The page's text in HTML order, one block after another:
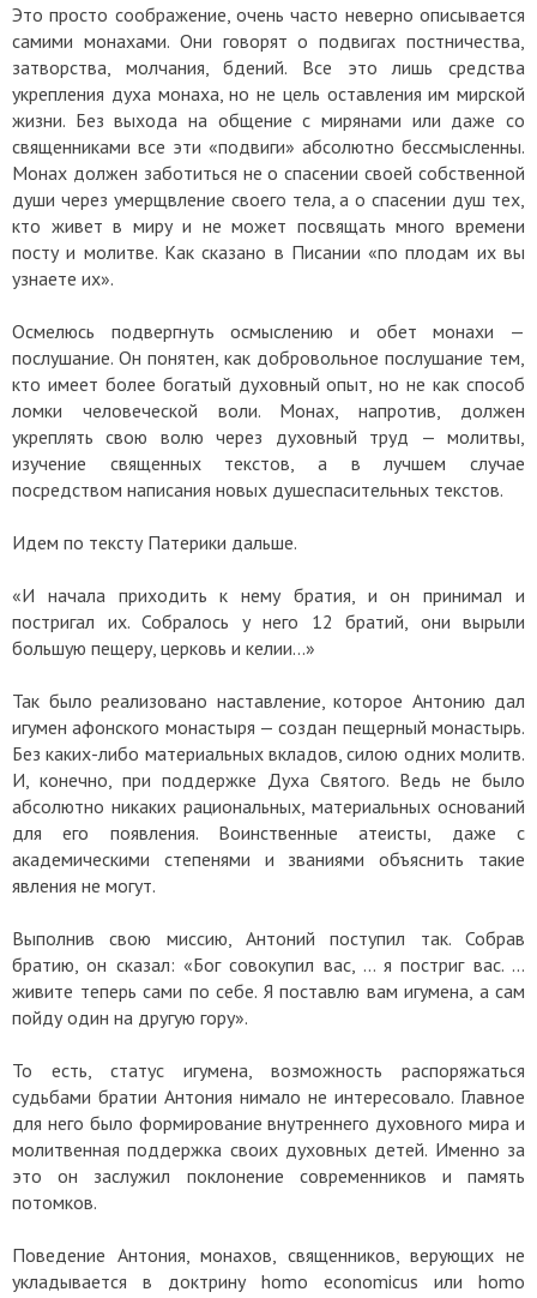
Это просто соображение, очень часто неверно описывается
самими монахами. Они говорят о подвигах постничества,
затворства, молчания, бдений. Все это лишь средства
укрепления духа монаха, но не цель оставления им мирской
жизни. Без выхода на общение с мирянами или даже со
священниками все эти «подвиги» абсолютно бессмысленны.
Монах должен заботиться не о спасении своей собственной
души через умерщвление своего тела, а о спасении душ тех,
кто живет в миру и не может посвящать много времени
посту и молитве. Как сказано в Писании «по плодам их вы
узнаете их».
Осмелюсь подвергнуть осмыслению и обет монахи —
послушание. Он понятен, как добровольное послушание тем,
кто имеет более богатый духовный опыт, но не как способ
ломки человеческой воли. Монах, напротив, должен
укреплять свою волю через духовный труд — молитвы,
изучение священных текстов, а в лучшем случае
посредством написания новых душеспасительных текстов.
Идем по тексту Патерики дальше.
«И начала приходить к нему братия, и он принимал и
постригал их. Собралось у него 12 братий, они вырыли
большую пещеру, церковь и келии…»
Так было реализовано наставление, которое Антонию дал
игумен афонского монастыря — создан пещерный монастырь.
Без каких-либо материальных вкладов, силою одних молитв.
И, конечно, при поддержке Духа Святого. Ведь не было
абсолютно никаких рациональных, материальных оснований
для его появления. Воинственные атеисты, даже с
академическими степенями и званиями объяснить такие
явления не могут.
Выполнив свою миссию, Антоний поступил так. Собрав
братию, он сказал: «Бог совокупил вас, … я постриг вас. …
живите теперь сами по себе. Я поставлю вам игумена, а сам
пойду один на другую гору».
То есть, статус игумена, возможность распоряжаться
судьбами братии Антония нимало не интересовало. Главное
для него было формирование внутреннего духовного мира и
молитвенная поддержка своих духовных детей. Именно за
это он заслужил поклонение современников и память
потомков.
Поведение Антония, монахов, священников, верующих не
укладывается в доктрину homo economicus или homo